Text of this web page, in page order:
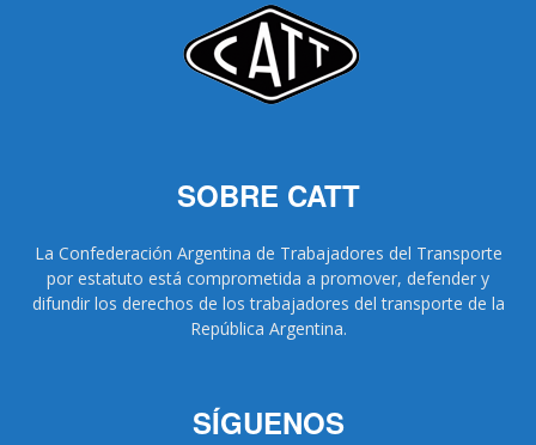
SOBRE CATT
La Confederación Argentina de Trabajadores del Transporte
por estatuto está comprometida a promover, defender y
difundir los derechos de los trabajadores del transporte de la
República Argentina.
SÍGUENOS